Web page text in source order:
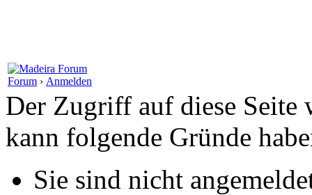
Forum › Anmelden
Der Zugriff auf diese Seite
kann folgende Gründe
Sie sind nicht